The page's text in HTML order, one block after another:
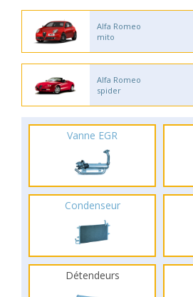
Alfa Romeo
mito
Alfa Romeo
spider
Vanne EGR
Condenseur
Détendeurs